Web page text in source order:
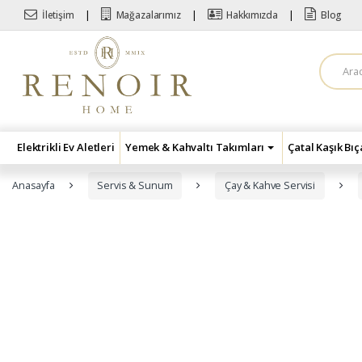
Skip to navigation
Skip to content
İletişim Mağazalarımız Hakkımızda Blog
A
r
a
Elektrikli Ev Aletleri Yemek & Kahvaltı Takımları Çatal Kaşık
Anasayfa Servis & Sunum Çay & Kahve Servisi